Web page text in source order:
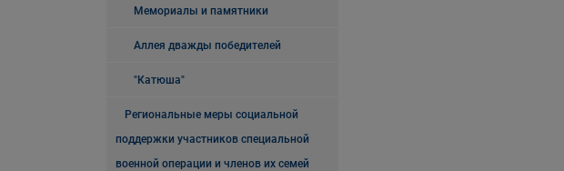
Мемориалы и памятники
Аллея дважды победителей
"Катюша"
Региональные меры социальной
поддержки участников специальной
военной операции и членов их семей